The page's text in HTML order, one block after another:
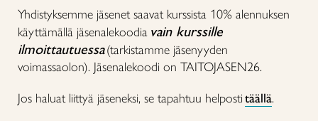
Yhdistyksemme jäsenet saavat kurssista 10% alennuksen
käyttämällä jäsenalekoodia vain kurssille
ilmoittautuessa(tarkistamme jäsenyyden
voimassaolon). Jäsenalekoodi on TAITOJASEN26.
Jos haluat liittyä jäseneksi, se tapahtuu helpostitäällä.